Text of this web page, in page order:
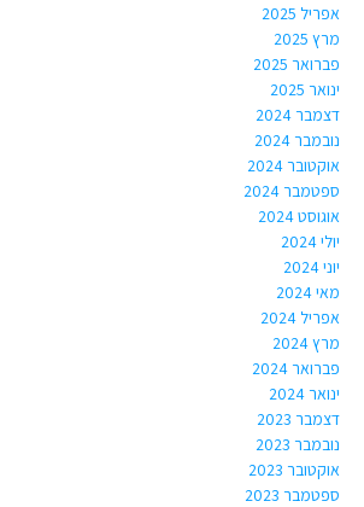
אפריל 2025
מרץ 2025
פברואר 2025
ינואר 2025
דצמבר 2024
נובמבר 2024
אוקטובר 2024
ספטמבר 2024
אוגוסט 2024
יולי 2024
יוני 2024
מאי 2024
אפריל 2024
מרץ 2024
פברואר 2024
ינואר 2024
דצמבר 2023
נובמבר 2023
אוקטובר 2023
ספטמבר 2023